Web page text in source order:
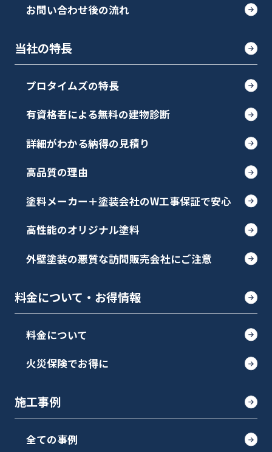
お問い合わせ後の流れ
当社の特長
プロタイムズの特長
有資格者による無料の建物診断
詳細がわかる納得の見積り
高品質の理由
塗料メーカー＋塗装会社のW工事保証で安心
高性能のオリジナル塗料
外壁塗装の悪質な訪問販売会社にご注意
料金について・お得情報
料金について
火災保険でお得に
施工事例
全ての事例